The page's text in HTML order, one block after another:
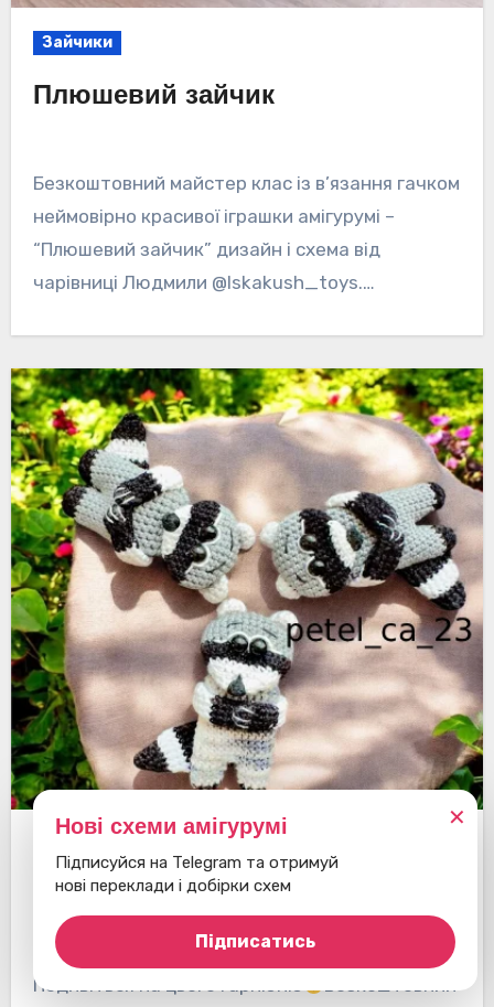
Зайчики
Плюшевий зайчик
Безкоштовний майстер клас із в’язання гачком
неймовірно красивої іграшки амігурумі –
“Плюшевий зайчик” дизайн і схема від
чарівниці Людмили @lskakush_toys.…
Брошка Єнот
Подивіться на цього гарнюню Безкоштовний
✕
Нові схеми амігурумі
Підписуйся на Telegram та отримуй
нові переклади і добірки схем
Підписатись